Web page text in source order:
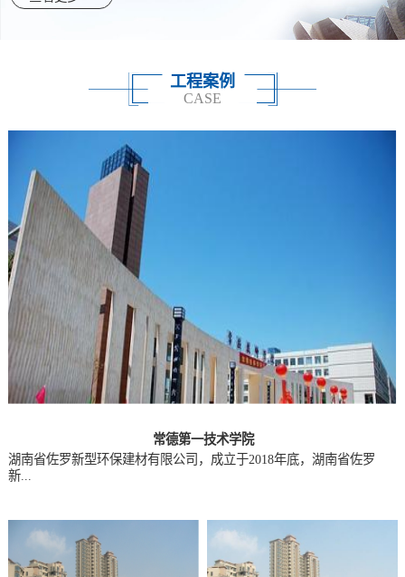
工程案例
CASE
常德第一技术学院
湖南省佐罗新型环保建材有限公司，成立于2018年底，湖南省佐罗
新...